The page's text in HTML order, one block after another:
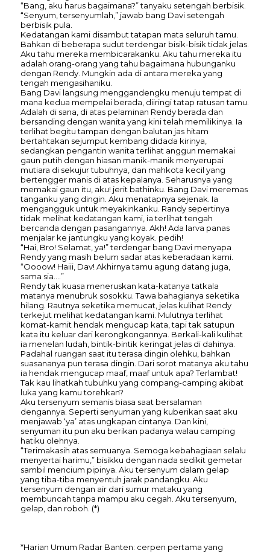
“Bang, aku harus bagaimana?” tanyaku setengah berbisik.
“Senyum, tersenyumlah,” jawab bang Davi setengah
berbisik pula.
Kedatangan kami disambut tatapan mata seluruh tamu.
Bahkan di beberapa sudut terdengar bisik-bisik tidak jelas.
Aku tahu mereka membicarakanku. Aku tahu mereka itu
adalah orang-orang yang tahu bagaimana hubunganku
dengan Rendy. Mungkin ada di antara mereka yang
tengah mengasihaniku.
Bang Davi langsung menggandengku menuju tempat di
mana kedua mempelai berada, diiringi tatap ratusan tamu.
Adalah di sana, di atas pelaminan Rendy berada dan
bersanding dengan wanita yang kini telah memilikinya. Ia
terlihat begitu tampan dengan balutan jas hitam
bertahtakan sejumput kembang didada kirinya,
sedangkan pengantin wanita terlihat anggun memakai
gaun putih dengan hiasan manik-manik menyerupai
mutiara di sekujur tubuhnya, dan mahkota kecil yang
bertengger manis di atas kepalanya. Seharusnya yang
memakai gaun itu, aku! jerit bathinku. Bang Davi meremas
tanganku yang dingin. Aku menatapnya sejenak. Ia
mengangguk untuk meyakinkanku. Randy sepertinya
tidak melihat kedatangan kami, ia terlihat tengah
bercanda dengan pasangannya. Akh! Ada larva panas
menjalar ke jantungku yang koyak. pedih!
“Hai, Bro! Selamat, ya!” terdengar bang Davi menyapa
Rendy yang masih belum sadar atas keberadaan kami.
“Oooow! Haiii, Dav! Akhirnya tamu agung datang juga,
sama sia….”
Rendy tak kuasa meneruskan kata-katanya tatkala
matanya menubruk sosokku. Tawa bahagianya seketika
hilang. Rautnya seketika memucat, jelas kulihat Rendy
terkejut melihat kedatangan kami. Mulutnya terlihat
komat-kamit hendak mengucap kata, tapi tak satupun
kata itu keluar dari kerongkongannya. Berkali-kali kulihat
ia menelan ludah, bintik-bintik keringat jelas di dahinya.
Padahal ruangan saat itu terasa dingin olehku, bahkan
suasananya pun terasa dingin. Dari sorot matanya aku tahu
ia hendak mengucap maaf, maaf untuk apa? Terlambat!
Tak kau lihatkah tubuhku yang compang-camping akibat
luka yang kamu torehkan?
Aku tersenyum semanis biasa saat bersalaman
dengannya. Seperti senyuman yang kuberikan saat aku
menjawab ‘ya’ atas ungkapan cintanya. Dan kini,
senyuman itu pun aku berikan padanya walau camping
hatiku olehnya.
“Terimakasih atas semuanya. Semoga kebahagiaan selalu
menyertai harimu,” bisikku dengan nada sedikit gemetar
sambil mencium pipinya. Aku tersenyum dalam gelap
yang tiba-tiba menyentuh jarak pandangku. Aku
tersenyum dengan air dari sumur mataku yang
membuncah tanpa mampu aku cegah. Aku tersenyum,
gelap, dan roboh. (*)
*Harian Umum Radar Banten: cerpen pertama yang